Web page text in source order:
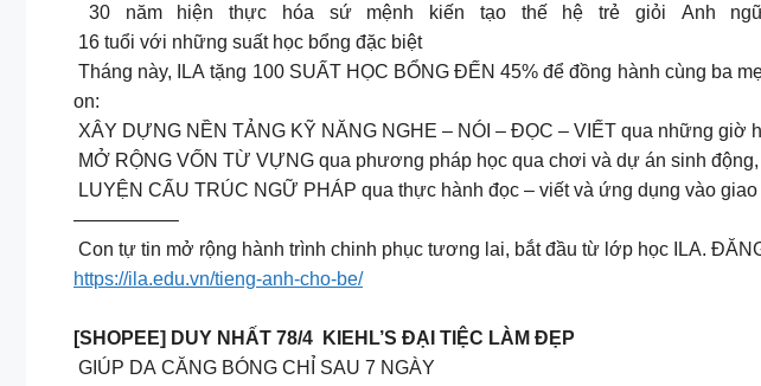
30 năm hiện thực hóa sứ mệnh kiến tạo thế hệ trẻ giỏi Anh
16 tuổi với những suất học bổng đặc biệt
Tháng này, ILA tặng 100 SUẤT HỌC BỔNG ĐẾN 45% để đồng hành cùng ba
on:
XÂY DỰNG NỀN TẢNG KỸ NĂNG NGHE – NÓI – ĐỌC – VIẾT qua những
MỞ RỘNG VỐN TỪ VỰNG qua phương pháp học qua chơi và dự án sinh
LUYỆN CẤU TRÚC NGỮ PHÁP qua thực hành đọc – viết và ứng dụng vào
—————–
Con tự tin mở rộng hành trình chinh phục tương lai, bắt đầu từ lớp học ILA.
https://ila.edu.vn/tieng-anh-cho-be/
[SHOPEE] DUY NHẤT 78/4 KIEHL’S ĐẠI TIỆC LÀM ĐẸP
GIÚP DA CĂNG BÓNG CHỈ SAU 7 NGÀY